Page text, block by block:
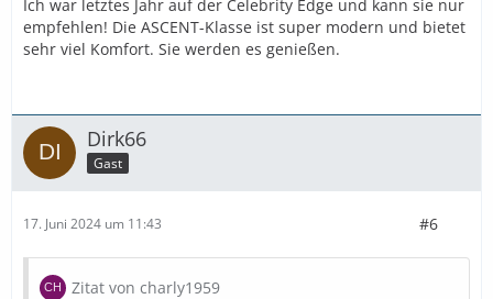
Ich war letztes Jahr auf der Celebrity Edge und kann sie nur
empfehlen! Die ASCENT-Klasse ist super modern und bietet
sehr viel Komfort. Sie werden es genießen.
Dirk66
Gast
17. Juni 2024 um 11:43 #6
Zitat von charly1959